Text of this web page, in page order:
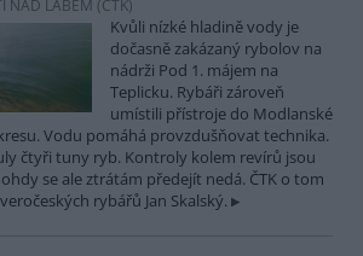
NAD LABEM (ČTK)
Kvůli nízké hladině vody je
dočasně zakázaný rybolov na
nádrži Pod 1. májem na
Teplicku. Rybáři zároveň
umístili přístroje do Modlanské
Vodu pomáhá provzdušňovat technika.
čtyři tuny ryb. Kontroly kolem revírů jsou
se ale ztrátám předejít nedá. ČTK o tom
rybářů Jan Skalský.